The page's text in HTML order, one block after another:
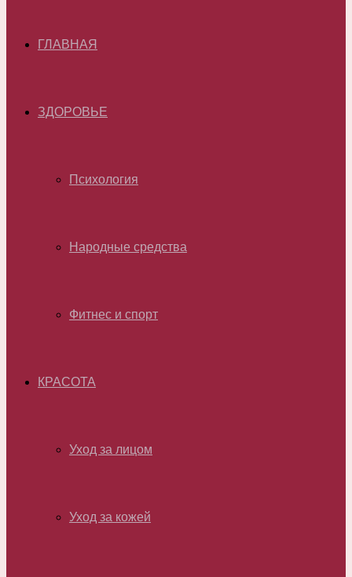
ГЛАВНАЯ
ЗДОРОВЬЕ
Психология
Народные средства
Фитнес и спорт
КРАСОТА
Уход за лицом
Уход за кожей